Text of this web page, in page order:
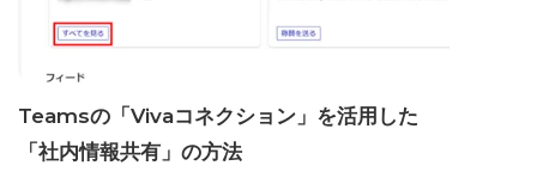
Teamsの「Vivaコネクション」を活用した
「社内情報共有」の方法